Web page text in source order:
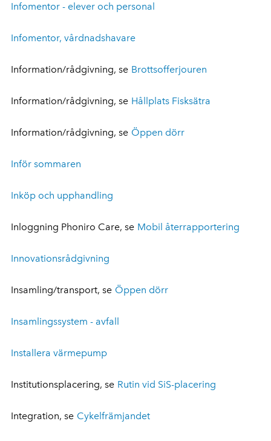
Infomentor - elever och personal
Infomentor, vårdnadshavare
Information/rådgivning, se Brottsofferjouren
Information/rådgivning, se Hållplats Fisksätra
Information/rådgivning, se Öppen dörr
Inför sommaren
Inköp och upphandling
Inloggning Phoniro Care, se Mobil återrapportering
Innovationsrådgivning
Insamling/transport, se Öppen dörr
Insamlingssystem - avfall
Installera värmepump
Institutionsplacering, se Rutin vid SiS-placering
Integration, se Cykelfrämjandet